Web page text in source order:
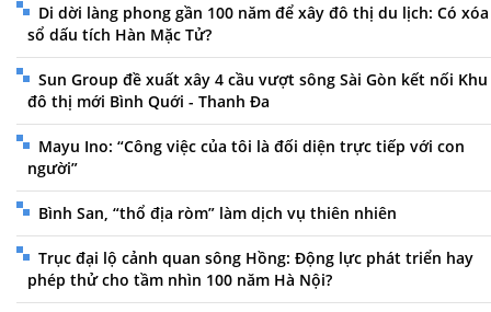
Di dời làng phong gần 100 năm để xây đô thị du lịch: Có xóa
sổ dấu tích Hàn Mặc Tử?
Sun Group đề xuất xây 4 cầu vượt sông Sài Gòn kết nối Khu
đô thị mới Bình Quới - Thanh Đa
Mayu Ino: “Công việc của tôi là đối diện trực tiếp với con
người”
Bình San, “thổ địa ròm” làm dịch vụ thiên nhiên
Trục đại lộ cảnh quan sông Hồng: Động lực phát triển hay
phép thử cho tầm nhìn 100 năm Hà Nội?